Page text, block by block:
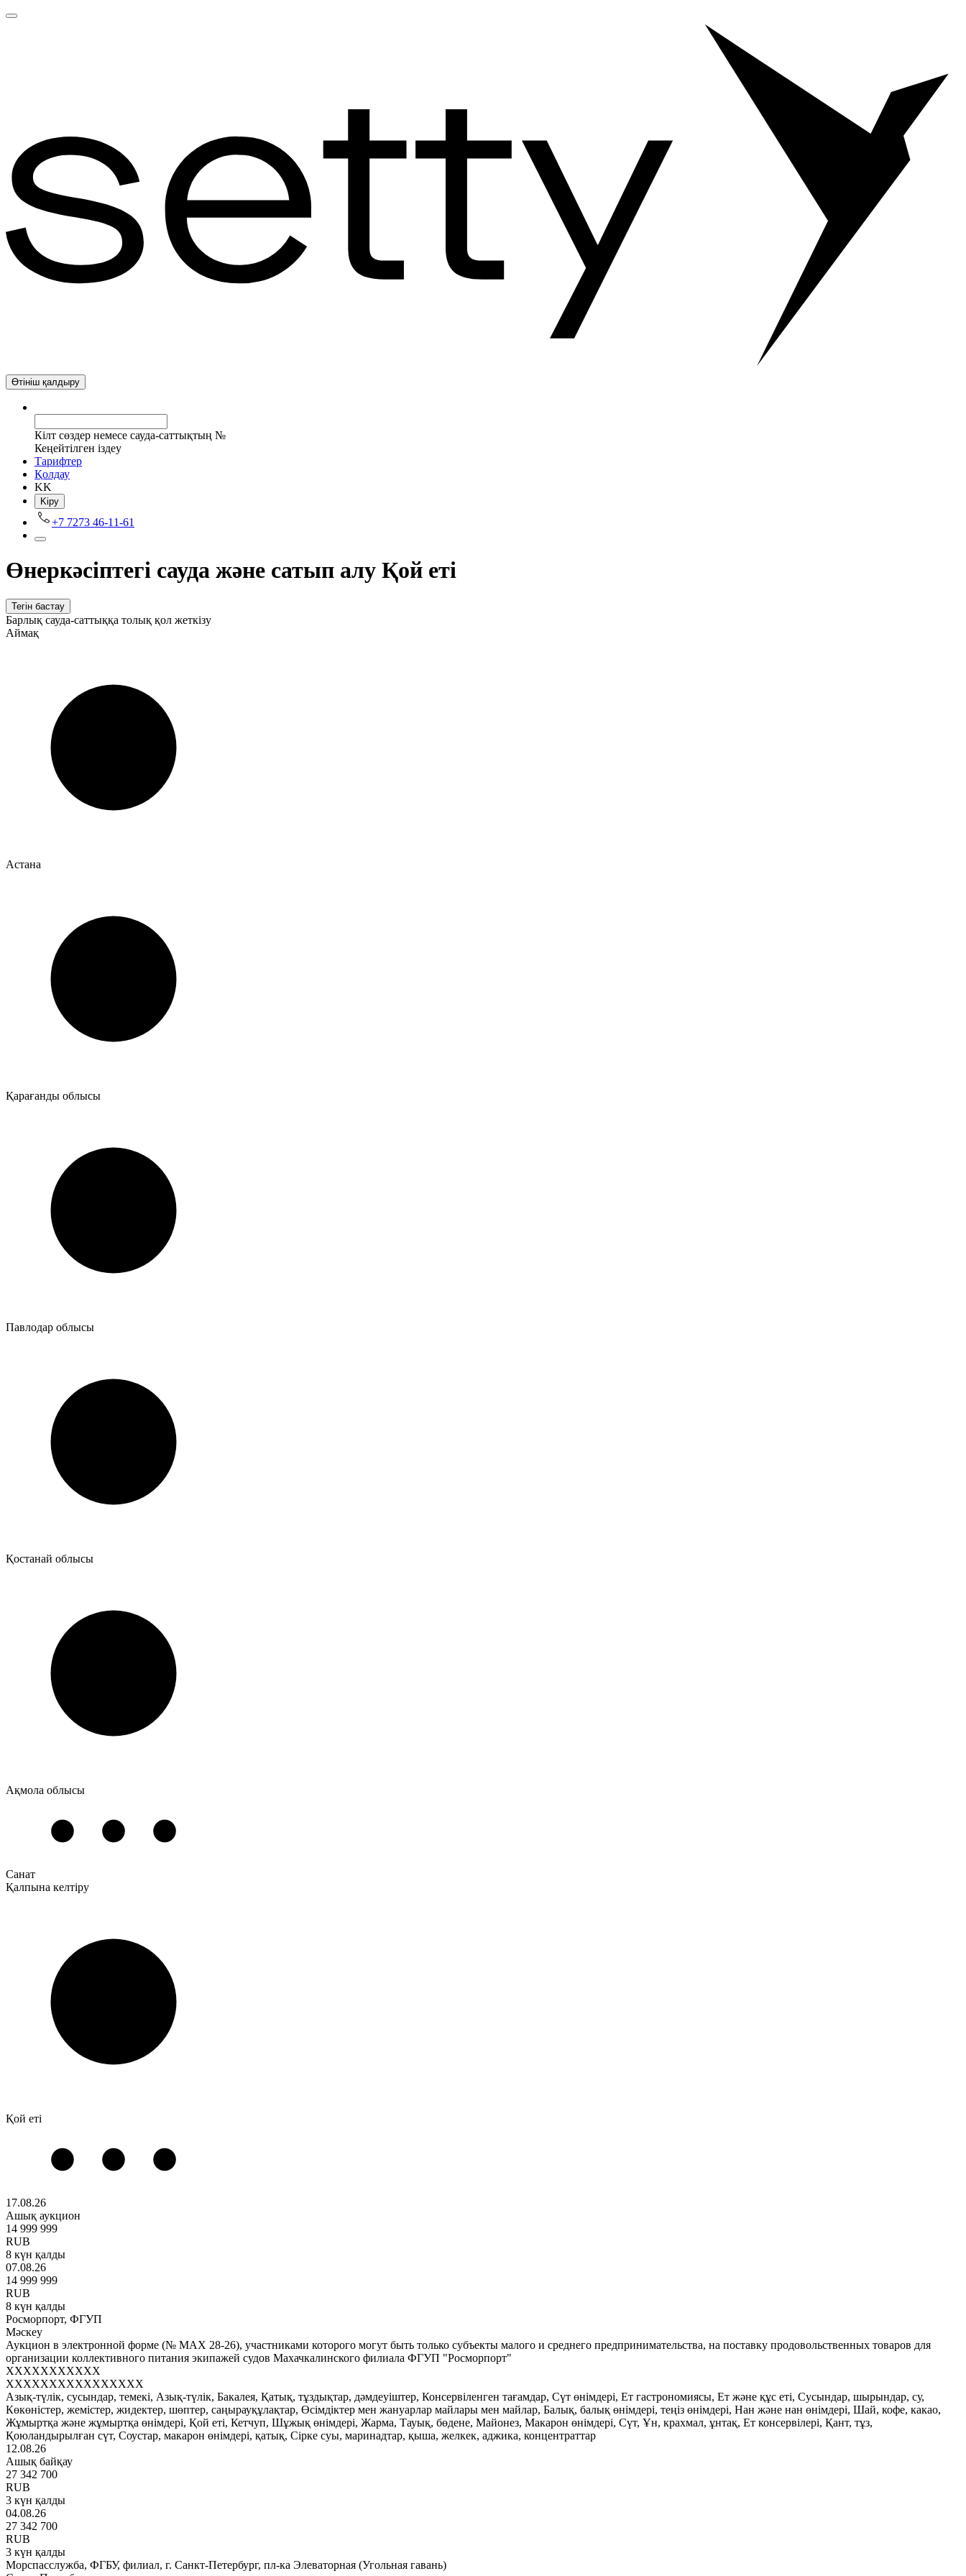
Өтініш қалдыру
Кілт сөздер немесе сауда-саттықтың №
Кеңейтілген іздеу
Tарифтер
Қолдау
KK
Kіру
+7 7273 46-11-61
Өнеркәсіптегі сауда және сатып алу Қой еті
Тегін бастау
Барлық сауда-саттыққа толық қол жеткізу
Аймақ
Астана
Қарағанды облысы
Павлодар облысы
Қостанай облысы
Ақмола облысы
Санат
Қалпына келтіру
Қой еті
17.08.26
Ашық аукцион
14 999 999
RUB
8 күн қалды
07.08.26
14 999 999
RUB
8 күн қалды
Росморпорт, ФГУП
Мәскеу
Аукцион в электронной форме (№ МАХ 28-26), участниками которого могут быть только субъекты малого и среднего предпринимательства, на поставку продовольственных товаров для
организации коллективного питания экипажей судов Махачкалинского филиала ФГУП "Росморпорт"
XXXXXXXXXXX
XXXXXXXXXXXXXXXX
Азық-түлік, сусындар, темекі, Азық-түлік, Бакалея, Қатық, тұздықтар, дәмдеуіштер, Консервіленген тағамдар, Сүт өнімдері, Ет гастрономиясы, Ет және құс еті, Сусындар, шырындар, су,
Көкөністер, жемістер, жидектер, шөптер, саңырауқұлақтар, Өсімдіктер мен жануарлар майлары мен майлар, Балық, балық өнімдері, теңіз өнімдері, Нан және нан өнімдері, Шай, кофе, какао,
Жұмыртқа және жұмыртқа өнімдері, Қой еті, Кетчуп, Шұжық өнімдері, Жарма, Тауық, бөдене, Майонез, Макарон өнімдері, Сүт, Ұн, крахмал, ұнтақ, Ет консервілері, Қант, тұз,
Қоюландырылған сүт, Соустар, макарон өнімдері, қатық, Сірке суы, маринадтар, қыша, желкек, аджика, концентраттар
12.08.26
Ашық байқау
27 342 700
RUB
3 күн қалды
04.08.26
27 342 700
RUB
3 күн қалды
Морспасслужба, ФГБУ, филиал, г. Санкт-Петербург, пл-ка Элеваторная (Угольная гавань)